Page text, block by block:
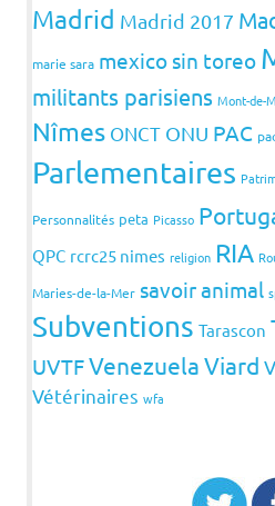
Madrid Madrid 2017
marie sara mexico sin toreo
militants parisiens Mont-de-
Nîmes ONCT ONU PAC
Parlementaires
Personnalités peta Picasso
QPC rcrc25 nimes religion RIA
Maries-de-la-Mer savoir animal
Subventions Tarascon
UVTFVenezuelaViard
Vétérinaires wfa